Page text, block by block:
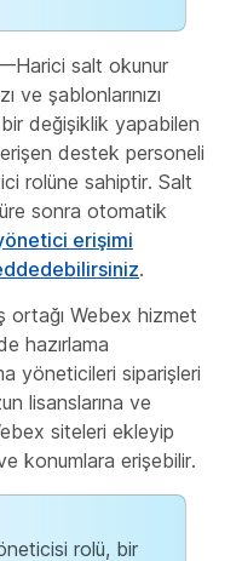
salt okunur
ve şablonlarınızı
değişiklik yapabilen
erişen destek personeli
rolüne sahiptir. Salt
sonra otomatik
erişimi
.
ortağı Webex hizmet
hazırlama
yöneticileri siparişleri
lisanslarına ve
siteleri ekleyip
konumlara erişebilir.
rolü, bir